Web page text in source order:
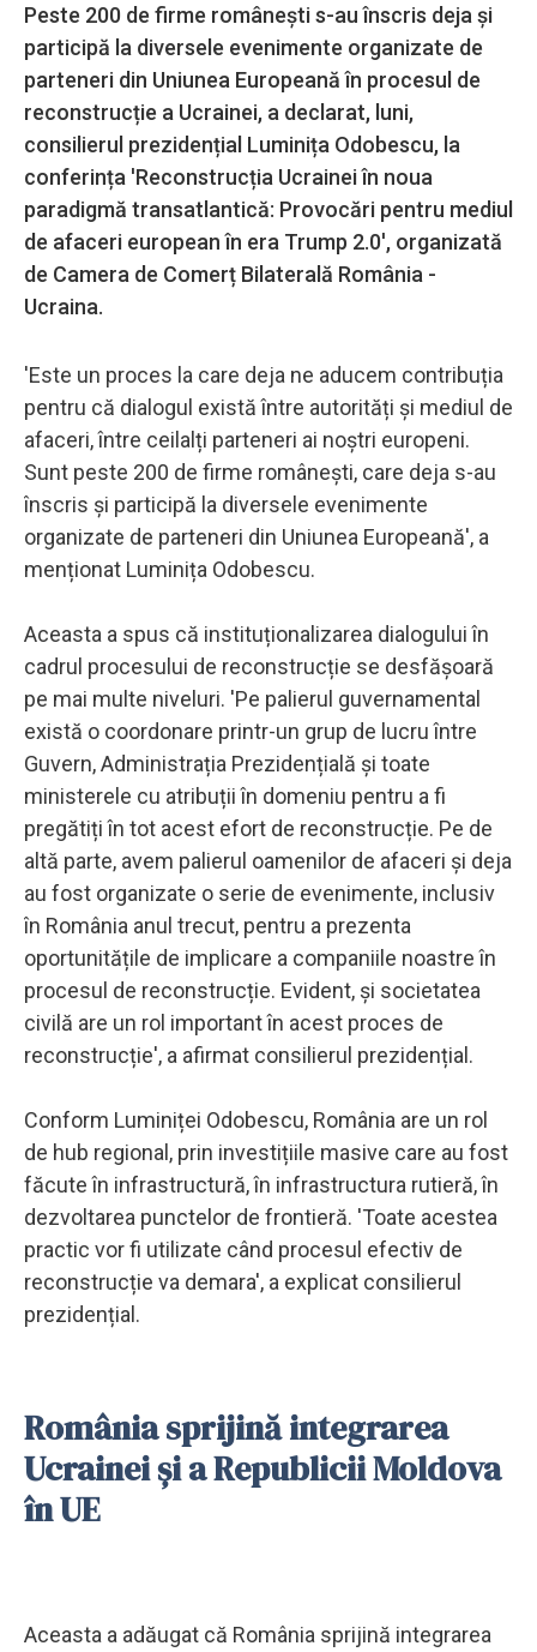
Peste 200 de firme românești s-au înscris deja și
participă la diversele evenimente organizate de
parteneri din Uniunea Europeană în procesul de
reconstrucție a Ucrainei, a declarat, luni,
consilierul prezidențial Luminița Odobescu, la
conferința 'Reconstrucția Ucrainei în noua
paradigmă transatlantică: Provocări pentru mediul
de afaceri european în era Trump 2.0', organizată
de Camera de Comerț Bilaterală România -
Ucraina.
'Este un proces la care deja ne aducem contribuția
pentru că dialogul există între autorități și mediul de
afaceri, între ceilalți parteneri ai noștri europeni.
Sunt peste 200 de firme românești, care deja s-au
înscris și participă la diversele evenimente
organizate de parteneri din Uniunea Europeană', a
menționat Luminița Odobescu.
Aceasta a spus că instituționalizarea dialogului în
cadrul procesului de reconstrucție se desfășoară
pe mai multe niveluri. 'Pe palierul guvernamental
există o coordonare printr-un grup de lucru între
Guvern, Administrația Prezidențială și toate
ministerele cu atribuții în domeniu pentru a fi
pregătiți în tot acest efort de reconstrucție. Pe de
altă parte, avem palierul oamenilor de afaceri și deja
au fost organizate o serie de evenimente, inclusiv
în România anul trecut, pentru a prezenta
oportunitățile de implicare a companiile noastre în
procesul de reconstrucție. Evident, și societatea
civilă are un rol important în acest proces de
reconstrucție', a afirmat consilierul prezidențial.
Conform Luminiței Odobescu, România are un rol
de hub regional, prin investițiile masive care au fost
făcute în infrastructură, în infrastructura rutieră, în
dezvoltarea punctelor de frontieră. 'Toate acestea
practic vor fi utilizate când procesul efectiv de
reconstrucție va demara', a explicat consilierul
prezidențial.
România sprijină integrarea
Ucrainei și a Republicii Moldova
în UE
Aceasta a adăugat că România sprijină integrarea